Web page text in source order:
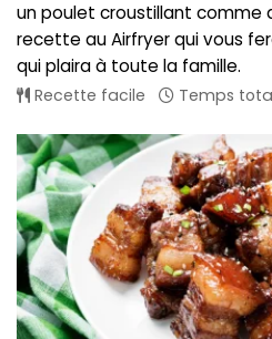
un poulet croustillant comme
recette au Airfryer qui vous
qui plaira à toute la famille.
Recette facile Temps